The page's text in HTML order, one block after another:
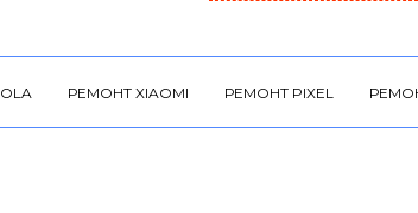
РЕМОНТ XIAOMI РЕМОНТ PIXEL